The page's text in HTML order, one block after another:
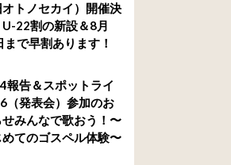
オトノセカイ）開催決
U-22割の新設＆8月
まで早割あります！
報告＆スポットライ
（発表会）参加のお
みんなで歌おう！〜
めてのゴスペル体験〜